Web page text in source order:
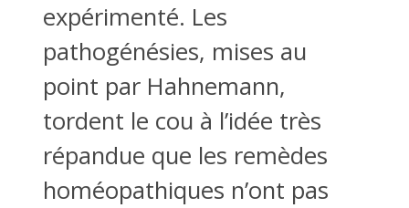
expérimenté. Les
pathogénésies, mises au
point par Hahnemann,
tordent le cou à l’idée très
répandue que les remèdes
homéopathiques n’ont pas